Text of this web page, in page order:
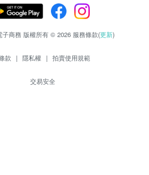
子商務 版權所有 © 2026 服務條款(更新)
款 | 隱私權 | 拍賣使用規範
交易安全